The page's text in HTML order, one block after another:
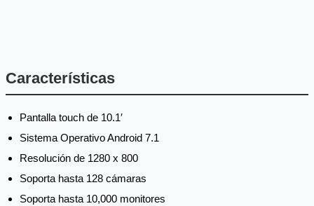
Características
Pantalla touch de 10.1′
Sistema Operativo Android 7.1
Resolución de 1280 x 800
Soporta hasta 128 cámaras
Soporta hasta 10,000 monitores